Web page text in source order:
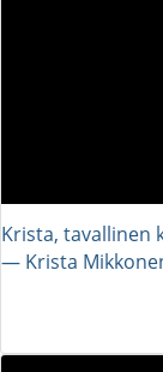
Krista, tavallinen
― Krista